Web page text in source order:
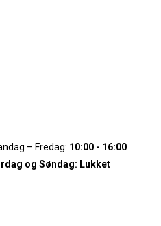
– Fredag: 10:00 - 16:00
og Søndag: Lukket